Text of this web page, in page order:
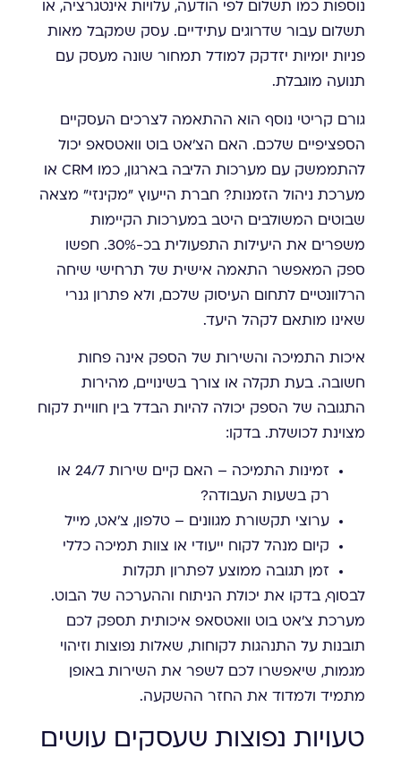
נוספות כמו תשלום לפי הודעה, עלויות אינטגרציה, או
תשלום עבור שדרוגים עתידיים. עסק שמקבל מאות
פניות יומיות יזדקק למודל תמחור שונה מעסק עם
תנועה מוגבלת.
גורם קריטי נוסף הוא ההתאמה לצרכים העסקיים
הספציפיים שלכם. האם הצ'אט בוט וואטסאפ יכול
להתממשק עם מערכות הליבה בארגון, כמו CRM או
מערכת ניהול הזמנות? חברת הייעוץ "מקינזי" מצאה
שבוטים המשולבים היטב במערכות הקיימות
משפרים את היעילות התפעולית בכ-30%. חפשו
ספק המאפשר התאמה אישית של תרחישי שיחה
הרלוונטיים לתחום העיסוק שלכם, ולא פתרון גנרי
שאינו מותאם לקהל היעד.
איכות התמיכה והשירות של הספק אינה פחות
חשובה. בעת תקלה או צורך בשינויים, מהירות
התגובה של הספק יכולה להיות הבדל בין חוויית לקוח
מצוינת לכושלת. בדקו:
זמינות התמיכה – האם קיים שירות 24/7 או
רק בשעות העבודה?
ערוצי תקשורת מגוונים – טלפון, צ'אט, מייל
קיום מנהל לקוח ייעודי או צוות תמיכה כללי
זמן תגובה ממוצע לפתרון תקלות
לבסוף, בדקו את יכולת הניתוח וההערכה של הבוט.
מערכת צ'אט בוט וואטסאפ איכותית תספק לכם
תובנות על התנהגות לקוחות, שאלות נפוצות וזיהוי
מגמות, שיאפשרו לכם לשפר את השירות באופן
מתמיד ולמדוד את החזר ההשקעה.
טעויות נפוצות שעסקים עושים